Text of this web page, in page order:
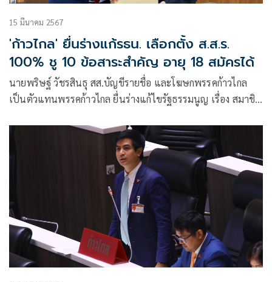
15 มีนาคม 2567
'ก้าวไกล' ยื่นร่างแก้รธน. เลือกตั้ง ส.ส.ร.
100% ชู 10 ข้อสาระสำคัญ อายุ 18 สมัครได้
นายพริษฐ์ วัชรสินธุ สส.บัญขีรายชื่อ และโฆษกพรรคก้าวไกล
เป็นตัวแทนพรรคก้าวไกล ยื่นร่างแก้ไขรัฐธรรมนูญ เรื่อง สมาชิก
นรัฐสภา และประธานสภาผู้แทนราษฎร ซึ่งมี นายมุข สุไลมาน
เลขานุการประธานสภาผู้แทนราษฎร เป็นผู้รับหนังสือแทน